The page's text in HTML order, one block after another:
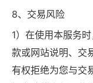
8、交易风险
1）在使用本服务
款或网站说明、交
有权拒绝为您与交